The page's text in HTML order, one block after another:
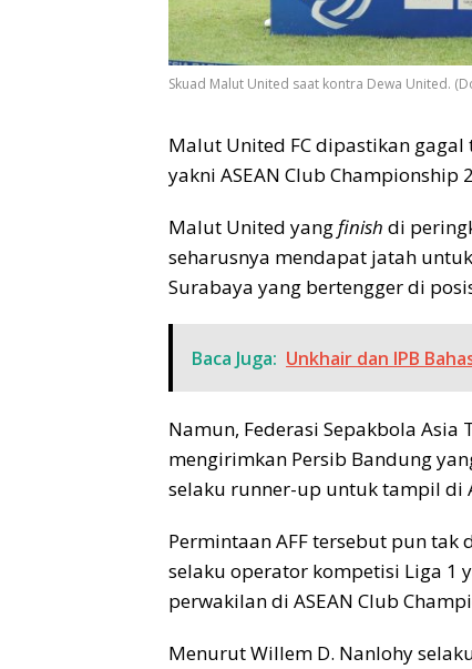
Skuad Malut United saat kontra Dewa United.
Malut United FC dipastikan
yakni ASEAN Club
Malut United yangfinish di
seharusnya mendapat jatah
Surabaya yang bertengger di
Baca Juga: Unkhair dan IPB
Namun, Federasi Sepakbola Asia
mengirimkan Persib Bandung
selaku runner-up untuk tampil di
Permintaan AFF tersebut pun tak
selaku operator kompetisi Liga 1
perwakilan di ASEAN Club
Menurut Willem D. Nanlohy